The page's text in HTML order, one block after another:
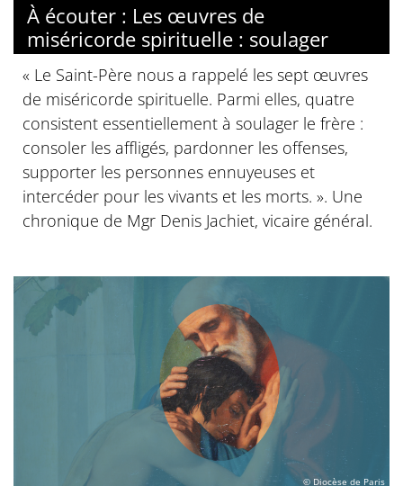
À écouter : Les œuvres de
miséricorde spirituelle : soulager
« Le Saint-Père nous a rappelé les sept œuvres
de miséricorde spirituelle. Parmi elles, quatre
consistent essentiellement à soulager le frère :
consoler les affligés, pardonner les offenses,
supporter les personnes ennuyeuses et
intercéder pour les vivants et les morts. ». Une
chronique de Mgr Denis Jachiet, vicaire général.
© Diocèse de Paris